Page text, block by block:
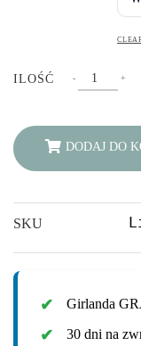
ILOŚĆ - +
DODAJ DO
SKU
Girlanda
30 dni na